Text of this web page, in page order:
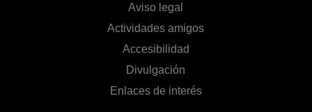
Aviso legal
Actividades amigos
Accesibilidad
Divulgación
Enlaces de interés